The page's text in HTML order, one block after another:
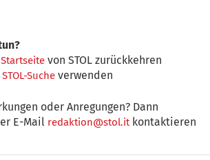
Startseite von STOL zurückkehren
STOL-Suche verwenden
oder Anregungen? Dann
E-Mail redaktion@stol.itkontaktieren